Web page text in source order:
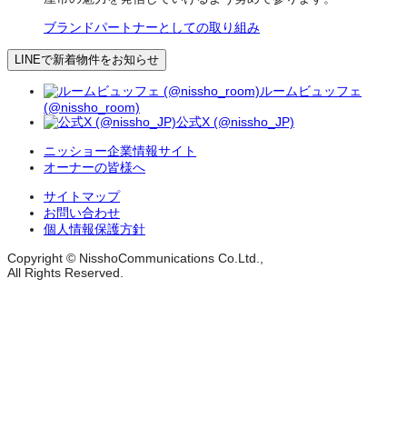
ブランドパートナーとしての取り組み
LINEで新着物件をお知らせ
ルームビュッフェ
(@nissho_room)
公式X (@nissho_JP)
ニッショー企業情報サイト
オーナーの皆様へ
サイトマップ
お問い合わせ
個人情報保護方針
Copyright © NisshoCommunications Co.Ltd.,
All Rights Reserved.